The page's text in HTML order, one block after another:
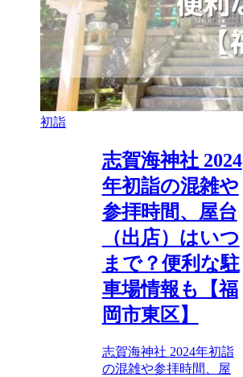
初詣
志賀海神社 2024
年初詣の混雑や
参拝時間、屋台
（出店）はいつ
まで？便利な駐
車場情報も【福
岡市東区】
志賀海神社 2024年初詣
の混雑や参拝時間、屋